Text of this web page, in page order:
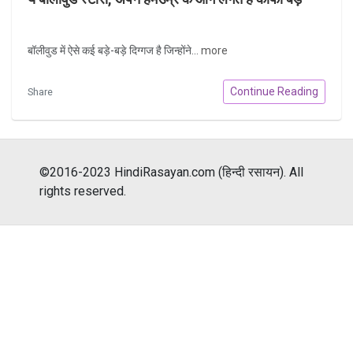
बॉलीवुड में ऐसे कई बड़े-बड़े दिग्गज है जिन्होंने... more
Share Continue Reading
©2016-2023 HindiRasayan.com (हिन्दी रसायन). All
rights reserved.